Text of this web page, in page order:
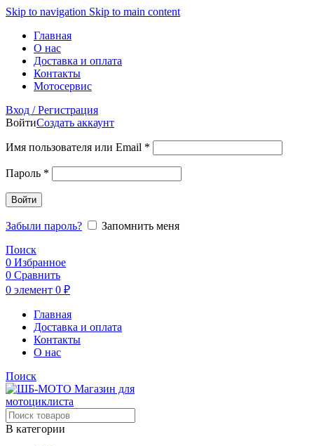
Skip to navigation Skip to main content
Главная
О нас
Доставка и оплата
Контакты
Мотосервис
Вход / Регистрация
ВойтиСоздать аккаунт
Имя пользователя или Email *
Пароль *
Войти
Забыли пароль?
Запомнить меня
Поиск
0 Избранное
0 Сравнить
0 элемент 0 ₽
Главная
Доставка и оплата
Контакты
О нас
Поиск
В категории